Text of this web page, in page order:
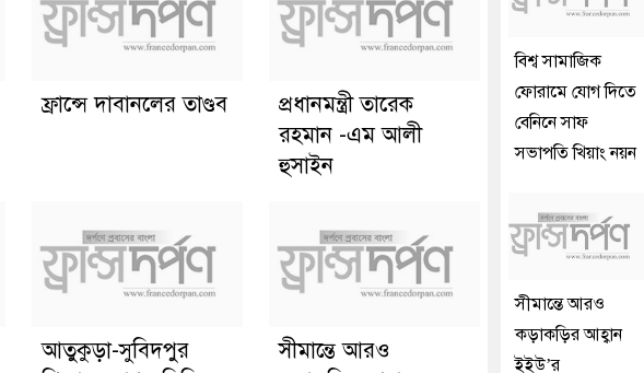
ফ্রান্সে দাবানলের তাণ্ডব
প্রধানমন্ত্রী তারেক
রহমান -এম আলী
হুসাইন
আতুকুড়া-সুবিদপুর
সীমান্তে আরও
বিশ্ব সামাজিক
ফোরামে যোগ দিতে
বেনিনে সাফ
সভাপতি খিয়াং নয়ন
সীমান্তে আরও
কড়াকড়ির আহ্বান
ইইউ’র